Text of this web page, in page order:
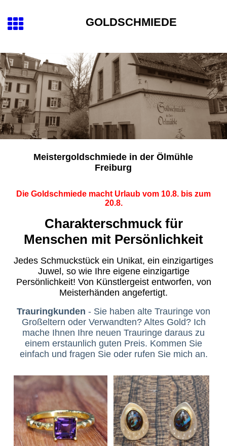
GOLDSCHMIEDE
Meistergoldschmiede in der Ölmühle
Freiburg
Die Goldschmiede macht Urlaub vom 10.8. bis zum
20.8.
Charakterschmuck für
Menschen mit Persönlichkeit
Jedes Schmuckstück ein Unikat, ein einzigartiges
Juwel, so wie Ihre eigene einzigartige
Persönlichkeit! Von Künstlergeist entworfen, von
Meisterhänden angefertigt.
Trauringkunden - Sie haben alte Trauringe von
Großeltern oder Verwandten? Altes Gold? Ich
mache Ihnen Ihre neuen Trauringe daraus zu
einem erstaunlich guten Preis. Kommen Sie
einfach und fragen Sie oder rufen Sie mich an.